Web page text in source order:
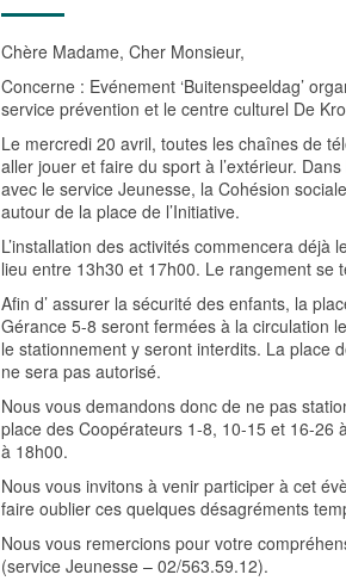
Chère Madame, Cher Monsieur,
Concerne : Evénement ‘Buitenspeeldag’
service prévention et le centre culturel De
Le mercredi 20 avril, toutes les chaînes de
aller jouer et faire du sport à l’extérieur.
avec le service Jeunesse, la Cohésion
autour de la place de l’Initiative.
L’installation des activités commencera
lieu entre 13h30 et 17h00. Le rangement se
Afin d’ assurer la sécurité des enfants, la
Gérance 5-8 seront fermées à la circulation
le stationnement y seront interdits. La place
ne sera pas autorisé.
Nous vous demandons donc de ne pas
place des Coopérateurs 1-8, 10-15 et 16-26
à 18h00.
Nous vous invitons à venir participer à cet
faire oublier ces quelques désagréments
Nous vous remercions pour votre
(service Jeunesse – 02/563.59.12).